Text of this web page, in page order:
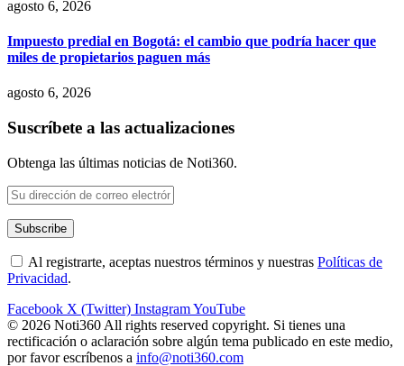
agosto 6, 2026
Impuesto predial en Bogotá: el cambio que podría hacer que
miles de propietarios paguen más
agosto 6, 2026
Suscríbete a las actualizaciones
Obtenga las últimas noticias de Noti360.
Al registrarte, aceptas nuestros términos y nuestras Políticas de
Privacidad.
Facebook X (Twitter) InstagramYouTube
© 2026 Noti360 All rights reserved copyright. Si tienes una
rectificación o aclaración sobre algún tema publicado en este medio,
por favor escríbenos a info@noti360.com